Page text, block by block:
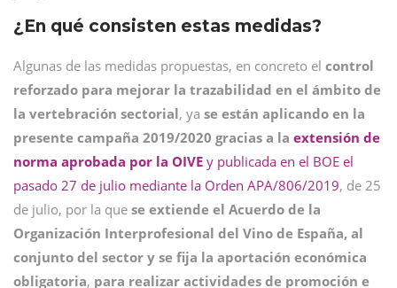
¿En qué consisten estas medidas?
Algunas de las medidas propuestas, en concreto el control
reforzado para mejorar la trazabilidad en el ámbito de
la vertebración sectorial, ya se están aplicando en la
presente campaña 2019/2020 gracias a la extensión de
norma aprobada por la OIVE y publicada en el BOE el
pasado 27 de julio mediante la Orden APA/806/2019, de 25
de julio, por la que se extiende el Acuerdo de la
Organización Interprofesional del Vino de España, al
conjunto del sector y se fija la aportación económica
obligatoria, para realizar actividades de promoción e